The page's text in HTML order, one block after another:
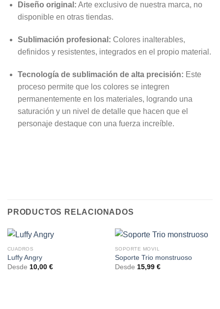
Diseño original: Arte exclusivo de nuestra marca, no
disponible en otras tiendas.
Sublimación profesional: Colores inalterables,
definidos y resistentes, integrados en el propio material.
Tecnología de sublimación de alta precisión: Este
proceso permite que los colores se integren
permanentemente en los materiales, logrando una
saturación y un nivel de detalle que hacen que el
personaje destaque con una fuerza increíble.
PRODUCTOS RELACIONADOS
CUADROS
Luffy Angry
Desde 10,00 €
SOPORTE MOVIL
Soporte Trio monstruoso
Desde 15,99 €